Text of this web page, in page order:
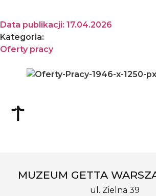
Data publikacji: 17.04.2026
Kategoria:
Oferty pracy
MUZEUM GETTA
ul. Zielna 39